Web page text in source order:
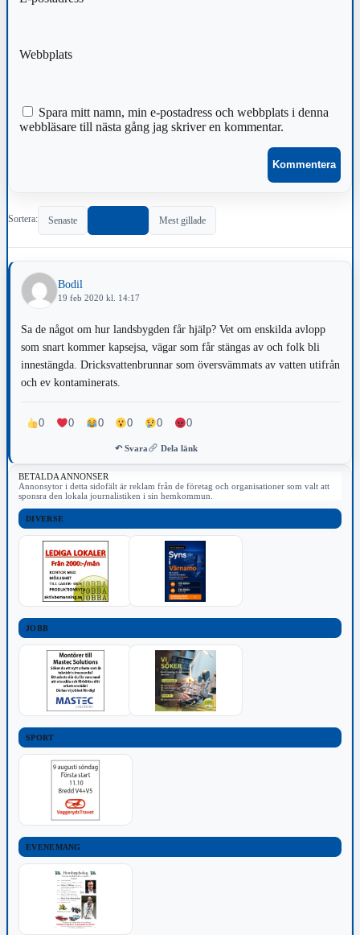
Webbplats
Spara mitt namn, min e-postadress och webbplats i denna
webbläsare till nästa gång jag skriver en kommentar.
Sortera: Senaste Mest gillade
Bodil
19 feb 2020 kl. 14:17
Sa de något om hur landsbygden får hjälp? Vet om enskilda avlopp
som snart kommer kapsejsa, vägar som får stängas av och folk bli
innestängda. Dricksvattenbrunnar som översvämmats av vatten utifrån
och ev kontaminerats.
0 0 0 0 0 0
↶ Svara Dela länk
BETALDA ANNONSER
Annonsytor i detta sidofält är reklam från de företag och organisationer som valt att
sponsra den lokala journalistiken i sin hemkommun.
DIVERSE
JOBB
SPORT
EVENEMANG